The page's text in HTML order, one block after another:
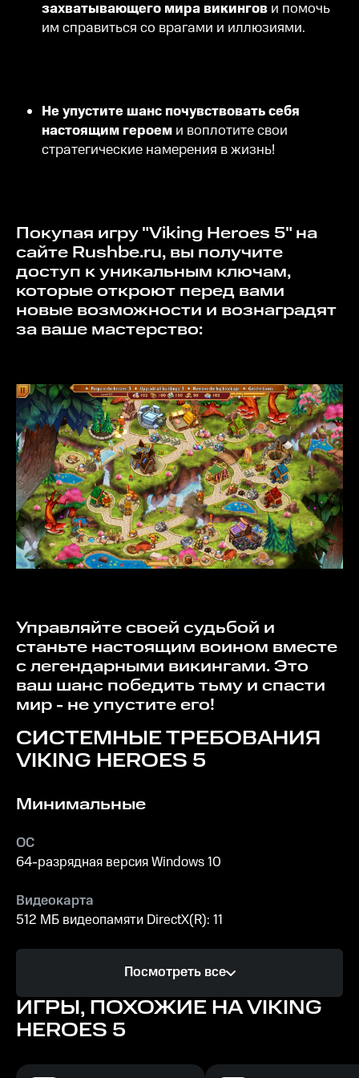
захватывающего мира викингов и помочь
им справиться со врагами и иллюзиями.
Не упустите шанс почувствовать себя
настоящим героем и воплотите свои
стратегические намерения в жизнь!
Покупая игру "Viking Heroes 5" на
сайте Rushbe.ru, вы получите
доступ к уникальным ключам,
которые откроют перед вами
новые возможности и вознаградят
за ваше мастерство:
Управляйте своей судьбой и
станьте настоящим воином вместе
с легендарными викингами. Это
ваш шанс победить тьму и спасти
мир - не упустите его!
СИСТЕМНЫЕ ТРЕБОВАНИЯ
VIKING HEROES 5
Минимальные
ОС
64-разрядная версия Windows 10
Видеокарта
512 МБ видеопамяти DirectX(R): 11
с тактовой частотой 2 ГГц
Память
2 ГБ ОЗУ
Место на диске
Посмотреть все
ИГРЫ, ПОХОЖИЕ НА VIKING
HEROES 5